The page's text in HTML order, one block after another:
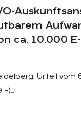
ca. 10.000
Urteil vom
–)…